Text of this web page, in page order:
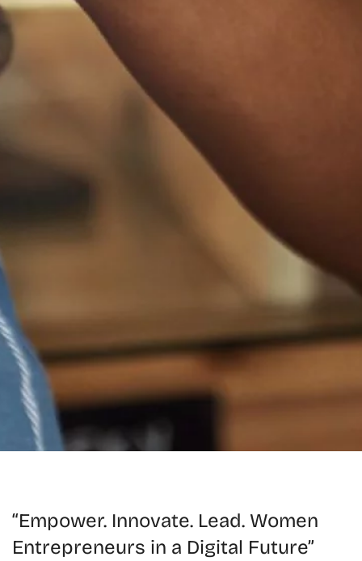
“Empower. Innovate. Lead. Women
Entrepreneurs in a Digital Future”